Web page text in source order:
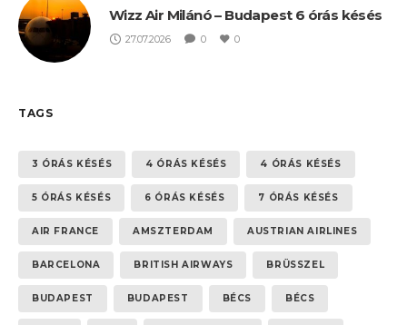
Wizz Air Milánó – Budapest 6 órás késés
27.07.2026 0 0
TAGS
3 ÓRÁS KÉSÉS 4 ÓRÁS KÉSÉS 4 ÓRÁS KÉSÉS
5 ÓRÁS KÉSÉS 6 ÓRÁS KÉSÉS 7 ÓRÁS KÉSÉS
AIR FRANCE AMSZTERDAM AUSTRIAN AIRLINES
BARCELONA BRITISH AIRWAYS BRÜSSZEL
BUDAPEST BUDAPEST BÉCS BÉCS